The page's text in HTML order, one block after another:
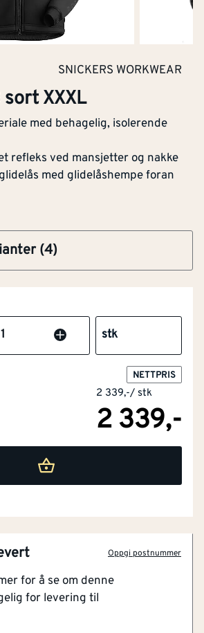
SNICKERS WORKWEAR
XXXL
med behagelig, isolerende
refleks ved mansjetter og nakke
med glidelåshempe foran
(4)
XXXL
hent
stk
NETTPRIS
2 339,-/ stk
2 339,-
Oppgi postnummer
for å se om denne
for levering til
med behagelig, isolerende
Nei
Kunststoff
Svart